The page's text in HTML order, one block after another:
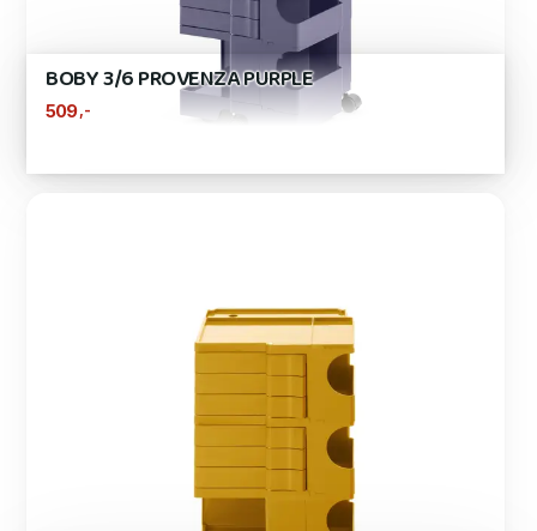
BOBY 3/6 PROVENZA PURPLE
509 ,-